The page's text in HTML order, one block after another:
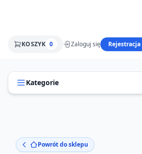
KOSZYK 0 Zaloguj się Rejestracja
Kategorie
Powrót do sklepu